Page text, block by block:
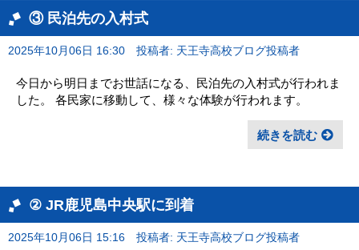
③ 民泊先の入村式
2025年10月06日 16:30 投稿者: 天王寺高校ブログ投稿者
今日から明日までお世話になる、民泊先の入村式が行われま
した。 各民家に移動して、様々な体験が行われます。
続きを読む
② JR鹿児島中央駅に到着
2025年10月06日 15:16 投稿者: 天王寺高校ブログ投稿者